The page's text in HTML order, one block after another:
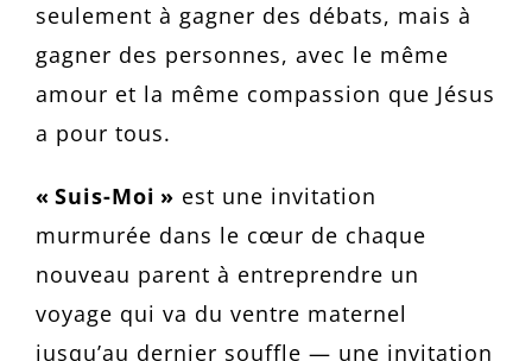
seulement à gagner des débats, mais à
gagner des personnes, avec le même
amour et la même compassion que Jésus
a pour tous.
« Suis-Moi » est une invitation
murmurée dans le cœur de chaque
nouveau parent à entreprendre un
voyage qui va du ventre maternel
jusqu’au dernier souffle — une invitation